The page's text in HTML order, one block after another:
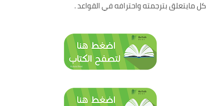
كل مايتعلق بترجمته واحترافه في القواعد .